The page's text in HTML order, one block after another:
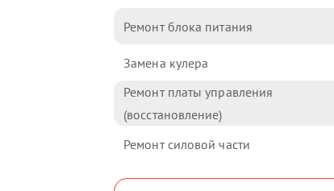
Ремонт блока питания
Замена кулера
Ремонт платы управления
(восстановление)
Ремонт силовой части